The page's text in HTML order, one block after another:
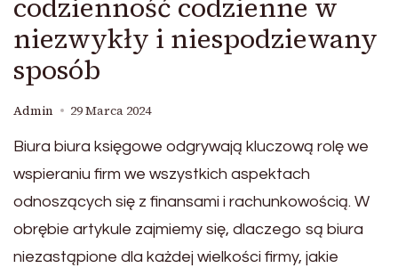
codzienność codzienne w
niezwykły i niespodziewany
sposób
Admin 29 Marca 2024
Biura biura księgowe odgrywają kluczową rolę we
wspieraniu firm we wszystkich aspektach
odnoszących się z finansami i rachunkowością. W
obrębie artykule zajmiemy się, dlaczego są biura
niezastąpione dla każdej wielkości firmy, jakie